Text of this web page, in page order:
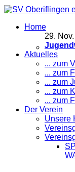
Home
29.
Aktuelles
... zum
... zum
... zum
... zum
... zum
Der Verein
Unsere